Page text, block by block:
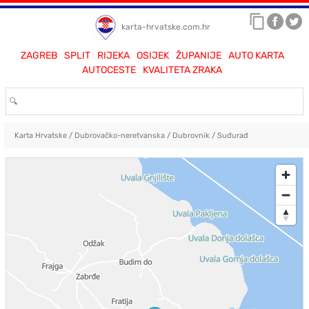
karta-hrvatske.com.hr
ZAGREB SPLIT RIJEKA OSIJEK ŽUPANIJE
AUTO KARTA
AUTOCESTE
KVALITETA ZRAKA
Karta Hrvatske/ Dubrovačko-neretvanska/ Dubrovnik / Suđurađ